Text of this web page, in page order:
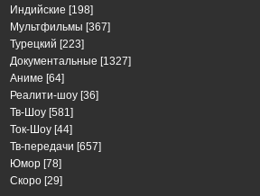
Индийские [198]
Мультфильмы [367]
Турецкий [223]
Документальные [1327]
Аниме [64]
Реалити-шоу [36]
Тв-Шоу [581]
Ток-Шоу [44]
Тв-передачи [657]
Юмор [78]
Скоро [29]